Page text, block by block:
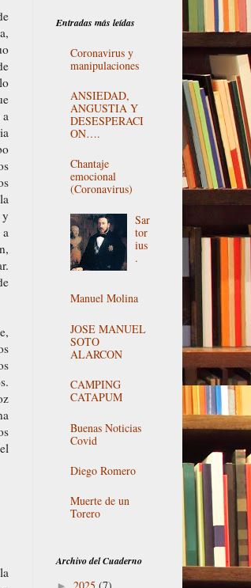
Entradas más leídas
Coronavirus y
manipulaciones
ANSIEDAD,
ANGUSTIA Y
DESESPERACI
ON….
Chantaje
emocional
(Coronavirus)
Sar
tor
ius
.
Manuel Molina
JOSE MANUEL
SOTO
ALARCON
CAMPING
CATAPUM
Buenas Noticias
Covid
Diego Romero
Muerte de un
Torero
Archivo del Cuaderno